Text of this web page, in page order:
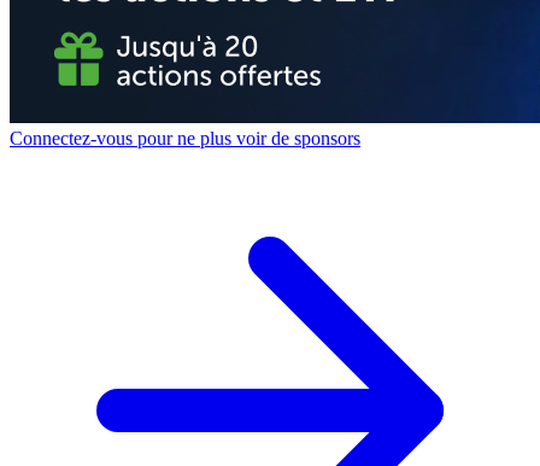
Connectez-vous pour ne plus voir de sponsors